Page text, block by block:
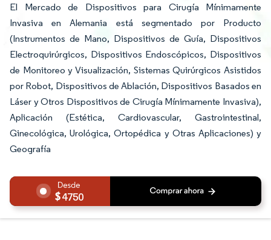
El Mercado de Dispositivos para Cirugía Mínimamente
Invasiva en Alemania está segmentado por Producto
(Instrumentos de Mano, Dispositivos de Guía, Dispositivos
Electroquirúrgicos, Dispositivos Endoscópicos, Dispositivos
de Monitoreo y Visualización, Sistemas Quirúrgicos Asistidos
por Robot, Dispositivos de Ablación, Dispositivos Basados en
Láser y Otros Dispositivos de Cirugía Mínimamente Invasiva),
Aplicación (Estética, Cardiovascular, Gastrointestinal,
Ginecológica, Urológica, Ortopédica y Otras Aplicaciones) y
Geografía
4750